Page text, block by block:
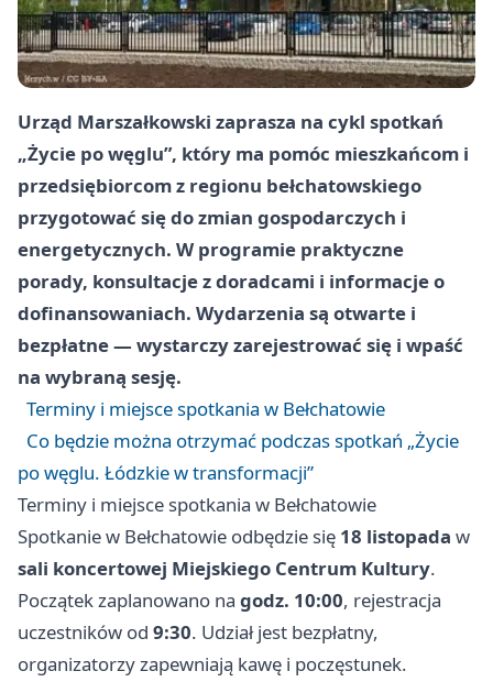
Urząd Marszałkowski zaprasza na cykl spotkań
„Życie po węglu”, który ma pomóc mieszkańcom i
przedsiębiorcom z regionu bełchatowskiego
przygotować się do zmian gospodarczych i
energetycznych. W programie praktyczne
porady, konsultacje z doradcami i informacje o
dofinansowaniach. Wydarzenia są otwarte i
bezpłatne — wystarczy zarejestrować się i wpaść
na wybraną sesję.
Terminy i miejsce spotkania w Bełchatowie
Co będzie można otrzymać podczas spotkań „Życie
po węglu. Łódzkie w transformacji”
Terminy i miejsce spotkania w Bełchatowie
Spotkanie w Bełchatowie odbędzie się 18 listopada w
sali koncertowej Miejskiego Centrum Kultury.
Początek zaplanowano na godz. 10:00, rejestracja
uczestników od 9:30. Udział jest bezpłatny,
organizatorzy zapewniają kawę i poczęstunek.